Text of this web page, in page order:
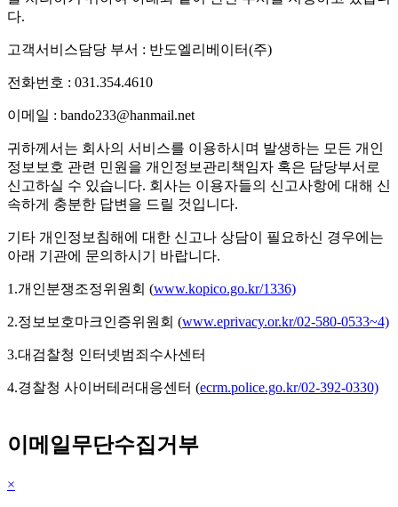
다.
고객서비스담당 부서 : 반도엘리베이터(주)
전화번호 : 031.354.4610
이메일 : bando233@hanmail.net
귀하께서는 회사의 서비스를 이용하시며 발생하는 모든 개인
정보보호 관련 민원을 개인정보관리책임자 혹은 담당부서로
신고하실 수 있습니다. 회사는 이용자들의 신고사항에 대해 신
속하게 충분한 답변을 드릴 것입니다.
기타 개인정보침해에 대한 신고나 상담이 필요하신 경우에는
아래 기관에 문의하시기 바랍니다.
1.개인분쟁조정위원회 (www.kopico.go.kr/1336)
2.정보보호마크인증위원회 (www.eprivacy.or.kr/02-580-0533~4)
3.대검찰청 인터넷범죄수사센터
4.경찰청 사이버테러대응센터 (ecrm.police.go.kr/02-392-0330)
이메일무단수집거부
×